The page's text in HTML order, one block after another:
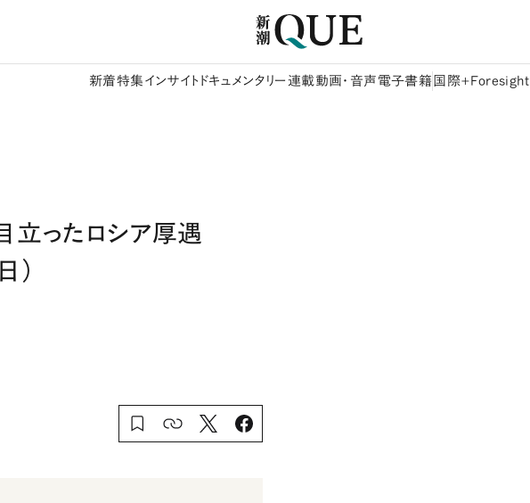
新着特集 インサイト ドキュメンタリー 連載動画・音声 電子書籍 国際+Foresight
立ったロシア厚遇
）